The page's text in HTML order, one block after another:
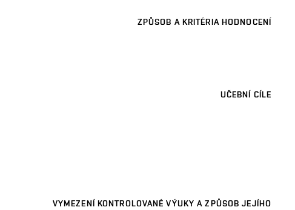
ZPŮSOB A KRITÉRIA HODNOCENÍ
UČEBNÍ CÍLE
VYMEZENÍ KONTROLOVANÉ VÝUKY A ZPŮSOB JEJÍHO